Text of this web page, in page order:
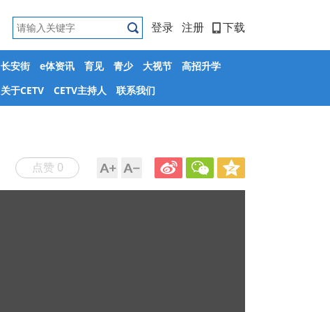
登录 注册 下载
长安街 e体资讯 育见 青少 大视节
高招升学
关于CETV CETV主持人 联系我们
点赞 0